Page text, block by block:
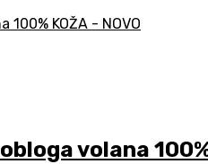
volana 100%